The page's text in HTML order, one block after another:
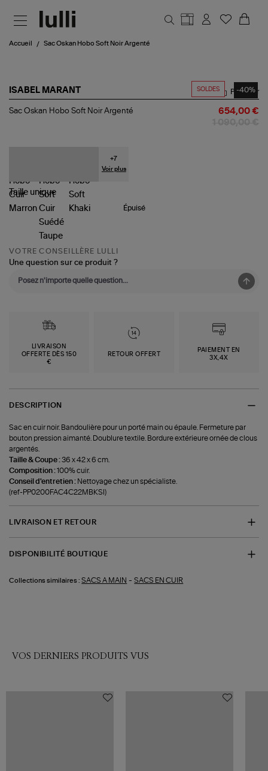
Accueil Sac Oskan Hobo Soft Noir Argenté
SOLDES -40%
ISABEL MARANT
Sac
Partager
Sac Oskan Hobo Soft Noir Argenté 654,00 €
+7
Voir plus
Taille unique
Épuisé
VOTRE CONSEILLÈRE LULLI
Une question sur ce produit ?
LIVRAISON
OFFERTE DÈS 150
€
RETOUR OFFERT
PAIEMENT EN
3X,4X
DESCRIPTION
Sac en cuir noir. Bandoulière pour un porté main ou épaule. Fermeture par
bouton pression aimanté. Doublure textile. Bordure extérieure ornée de clous
argentés.
Taille & Coupe :36 x 42 x 6 cm.
Composition :100% cuir.
Conseil d'entretien : Nettoyage chez un spécialiste.
(ref-PP0200FAC4C22MBKSI)
LIVRAISON ET RETOUR
DISPONIBILITÉ BOUTIQUE
Collections similaires : SACS A MAIN -SACS EN CUIR
VOS DERNIERS PRODUITS VUS